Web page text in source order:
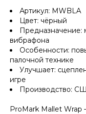
Артикул: MWBLA
Цвет: чёрный
Предназначение:
вибрафона
Особенности:
палочной технике
Улучшает:
игре
Производство:
ProMark Mallet Wrap